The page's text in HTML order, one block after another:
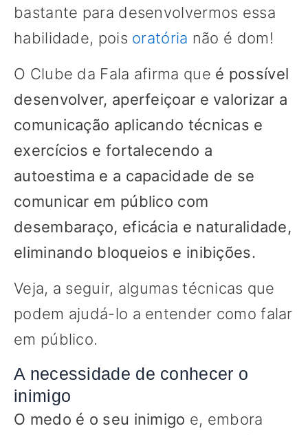
bastante para desenvolvermos essa
habilidade, pois oratória não é dom!
O Clube da Fala afirma que é possível
desenvolver, aperfeiçoar e valorizar a
comunicação aplicando técnicas e
exercícios e fortalecendo a
autoestima e a capacidade de se
comunicar em público com
desembaraço, eficácia e naturalidade,
eliminando bloqueios e inibições.
Veja, a seguir, algumas técnicas que
podem ajudá-lo a entender como falar
em público.
A necessidade de conhecer o
inimigo
O medo é o seu inimigo e, embora